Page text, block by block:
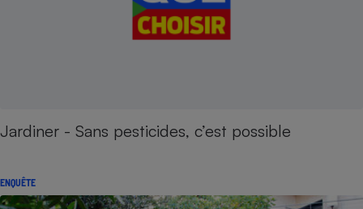
Jardiner - Sans pesticides, c’est possible
ENQUÊTE